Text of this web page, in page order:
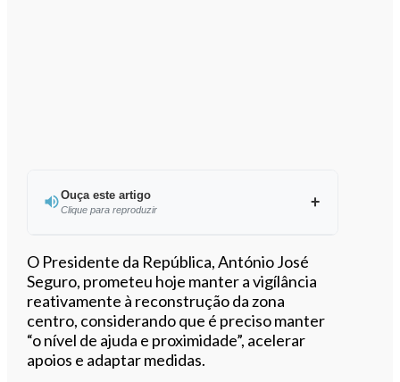
Ouça este artigo
Clique para reproduzir
Ouvir este artigo
O Presidente da República, António José
Seguro, prometeu hoje manter a vigílância
reativamente à reconstrução da zona
centro, considerando que é preciso manter
“o nível de ajuda e proximidade”, acelerar
apoios e adaptar medidas.